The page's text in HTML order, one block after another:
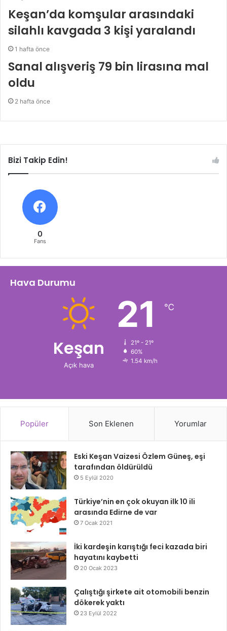
Keşan’da komşular arasındaki
silahlı kavgada 3 kişi yaralandı
1 hafta önce
Sanal alışveriş 79 bin lirasına mal
oldu
2 hafta önce
Bizi Takip Edin!
0
Fans
Hava Durumu
Keşan
Açık hava
21 ℃
21º - 21º
60%
1.54 km/h
Popüler Son Eklenen Yorumlar
Eski Keşan Vaizesi Özlem Güneş, eşi
tarafından öldürüldü
5 Eylül 2020
Türkiye’nin en çok okuyan ilk 10 ili
arasında Edirne de var
7 Ocak 2021
İki kardeşin karıştığı feci kazada biri
hayatını kaybetti
20 Ocak 2023
Çalıştığı şirkete ait otomobili benzin
dökerek yaktı
23 Eylül 2022